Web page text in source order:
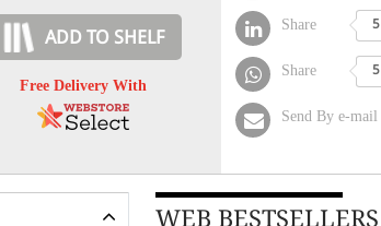
ADD TO SHELF
Free Delivery With
Share 5
Share 5
Send By e-mail
WEB BESTSELLERS